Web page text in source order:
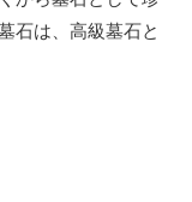
石は、高級墓石と